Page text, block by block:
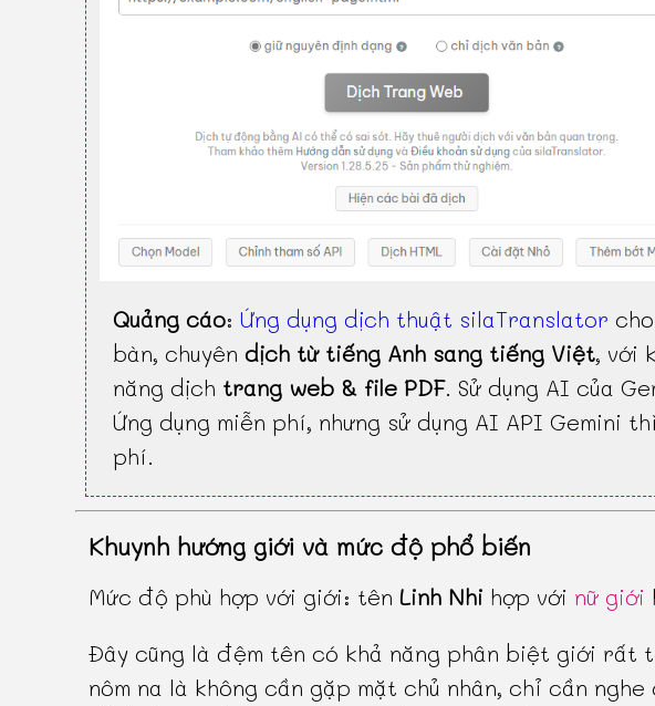
Quảng cáo: Ứng dụng dịch thuật silaTranslator
bàn, chuyên dịch từ tiếng Anh sang tiếng Việt, với
năng dịch trang web & file PDF. Sử dụng AI của
Ứng dụng miễn phí, nhưng sử dụng AI API Gemini
phí.
Khuynh hướng giới và mức độ phổ biến
Mức độ phù hợp với giới: tên Linh Nhi hợp với nữ giới
Đây cũng là đệm tên có khả năng phân biệt giới rất
nôm na là không cần gặp mặt chủ nhân, chỉ cần nghe